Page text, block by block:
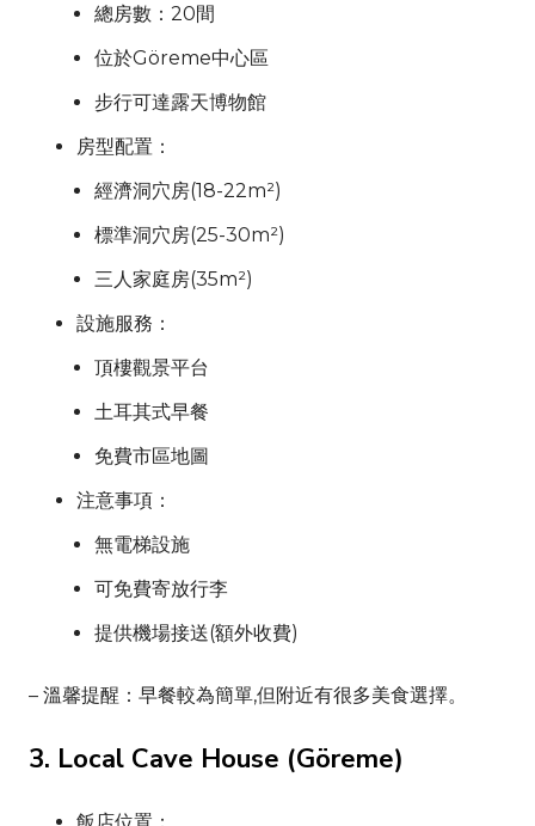
總房數：20間
位於Göreme中心區
步行可達露天博物館
房型配置：
經濟洞穴房(18-22m²)
標準洞穴房(25-30m²)
三人家庭房(35m²)
設施服務：
頂樓觀景平台
土耳其式早餐
免費市區地圖
注意事項：
無電梯設施
可免費寄放行李
提供機場接送(額外收費)
– 溫馨提醒：早餐較為簡單,但附近有很多美食選擇。
3. Local Cave House (Göreme)